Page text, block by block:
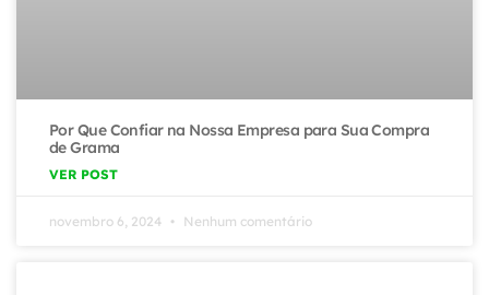
Por Que Confiar na Nossa Empresa para Sua Compra
de Grama
VER POST
novembro 6, 2024 Nenhum comentário